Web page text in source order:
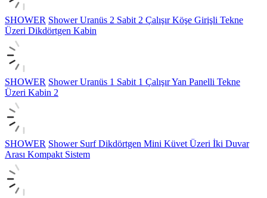
SHOWER Shower Uranüs 2 Sabit 2 Çalışır Köşe Girişli Tekne
Üzeri Dikdörtgen Kabin
SHOWER Shower Uranüs 1 Sabit 1 Çalışır Yan Panelli Tekne
Üzeri Kabin 2
SHOWER Shower Surf Dikdörtgen Mini Küvet Üzeri İki Duvar
Arası Kompakt Sistem